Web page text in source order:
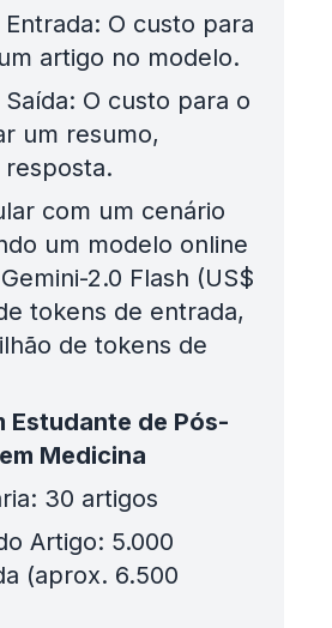
O custo para
artigo no modelo.
O custo para o
um resumo,
com um cenário
um modelo online
2.0 Flash (US$
tokens de entrada,
de tokens de
Estudante de Pós-
Medicina
30 artigos
Artigo: 5.000
(aprox. 6.500